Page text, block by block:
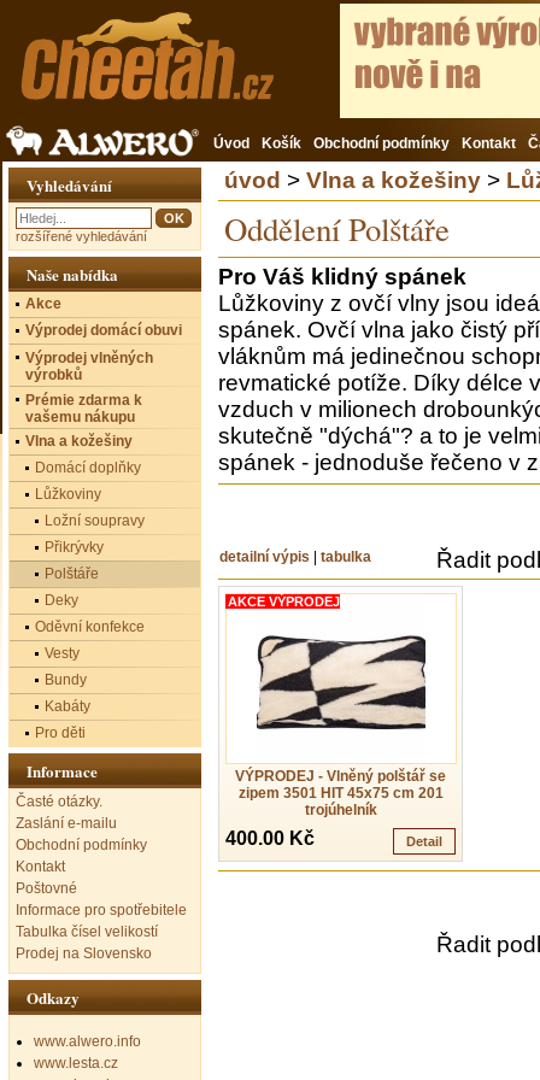
Úvod Košík Obchodní podmínky Kontakt
úvod > Vlna a kožešiny >
Oddělení Polštáře
Pro Váš klidný spánek
Lůžkoviny z ovčí vlny jsou
spánek. Ovčí vlna jako čistý
vláknům má jedinečnou
revmatické potíže. Díky délce
vzduch v milionech
skutečně "dýchá"? a to je
spánek - jednoduše řečeno v
detailní výpis tabulka Řadit
VÝPRODEJ - Vlněný polštář se
zipem 3501 HIT 45x75 cm 201
trojúhelník
AKCE VÝPRODEJ
400.00 Kč Detail
Řadit
Vyhledávání
rozšířené vyhledávání
Naše nabídka
Akce
Výprodej domácí obuvi
Výprodej vlněných
výrobků
Prémie zdarma k
vašemu nákupu
Vlna a kožešiny
Domácí doplňky
Lůžkoviny
Ložní soupravy
Přikrývky
Polštáře
Deky
Oděvní konfekce
Vesty
Bundy
Kabáty
Pro děti
Informace
Časté otázky.
Zaslání e-mailu
Obchodní podmínky
Kontakt
Poštovné
Informace pro spotřebitele
Tabulka čísel velikostí
Prodej na Slovensko
Odkazy
www.alwero.info
www.lesta.cz